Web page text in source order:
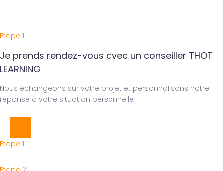
Etape 1
Je prends rendez-vous avec un conseiller THOT
LEARNING
Nous échangeons sur votre projet et personnalisons notre
réponse à votre situation personnelle
Etape 1